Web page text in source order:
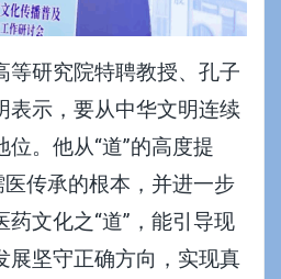
研究院特聘教授、孔子
表示，要从中华文明连续
。他从“道”的高度提
医传承的根本，并进一步
文化之“道”，能引导现
展坚守正确方向，实现真